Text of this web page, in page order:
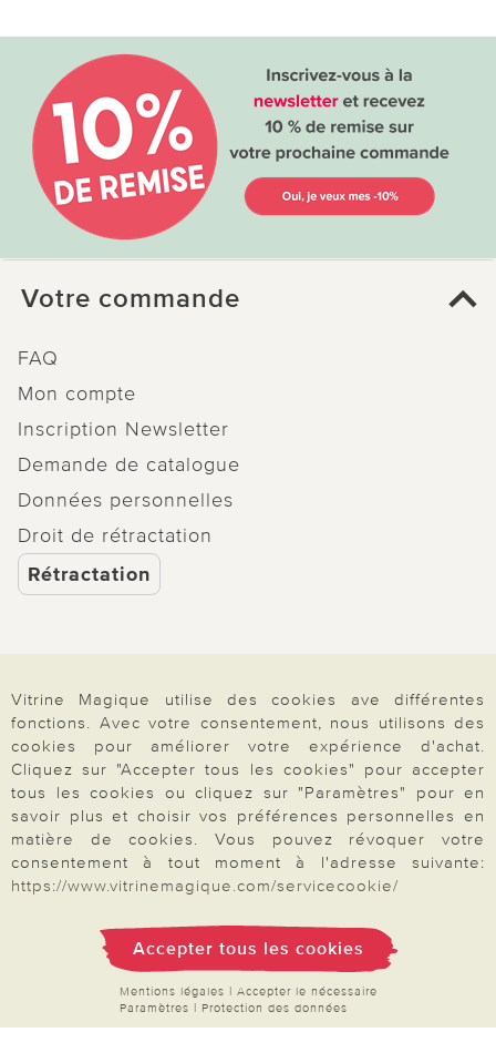
Votre commande
FAQ
Mon compte
Inscription Newsletter
Demande de catalogue
Données personnelles
Droit de rétractation
Rétractation
Paiement & Livraison
À propos de nous
Besoin d'aide?
Mentions légales|CGV Données & liberté|Vie privée & cookies
Vitrine Magique utilise des cookies ave différentes
fonctions. Avec votre consentement, nous utilisons des
cookies pour améliorer votre expérience d'achat.
Cliquez sur "Accepter tous les cookies" pour accepter
tous les cookies ou cliquez sur "Paramètres" pour en
savoir plus et choisir vos préférences personnelles en
matière de cookies. Vous pouvez révoquer votre
consentement à tout moment à l'adresse suivante:
https://www.vitrinemagique.com/servicecookie/
Accepter tous les cookies
Mentions légales | Accepter le nécessaire
Paramètres | Protection des données